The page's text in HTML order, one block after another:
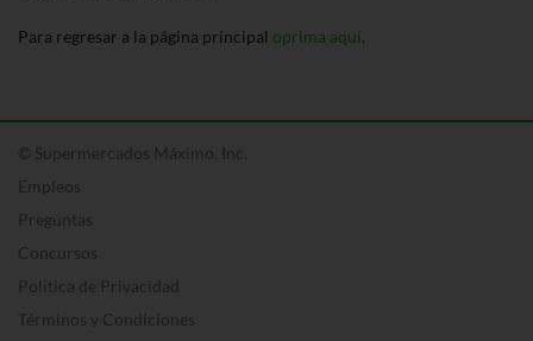
Para regresar a la página principal oprima aquí.
© Supermercados Máximo, Inc.
Empleos
Preguntas
Concursos
Política de Privacidad
Términos y Condiciones